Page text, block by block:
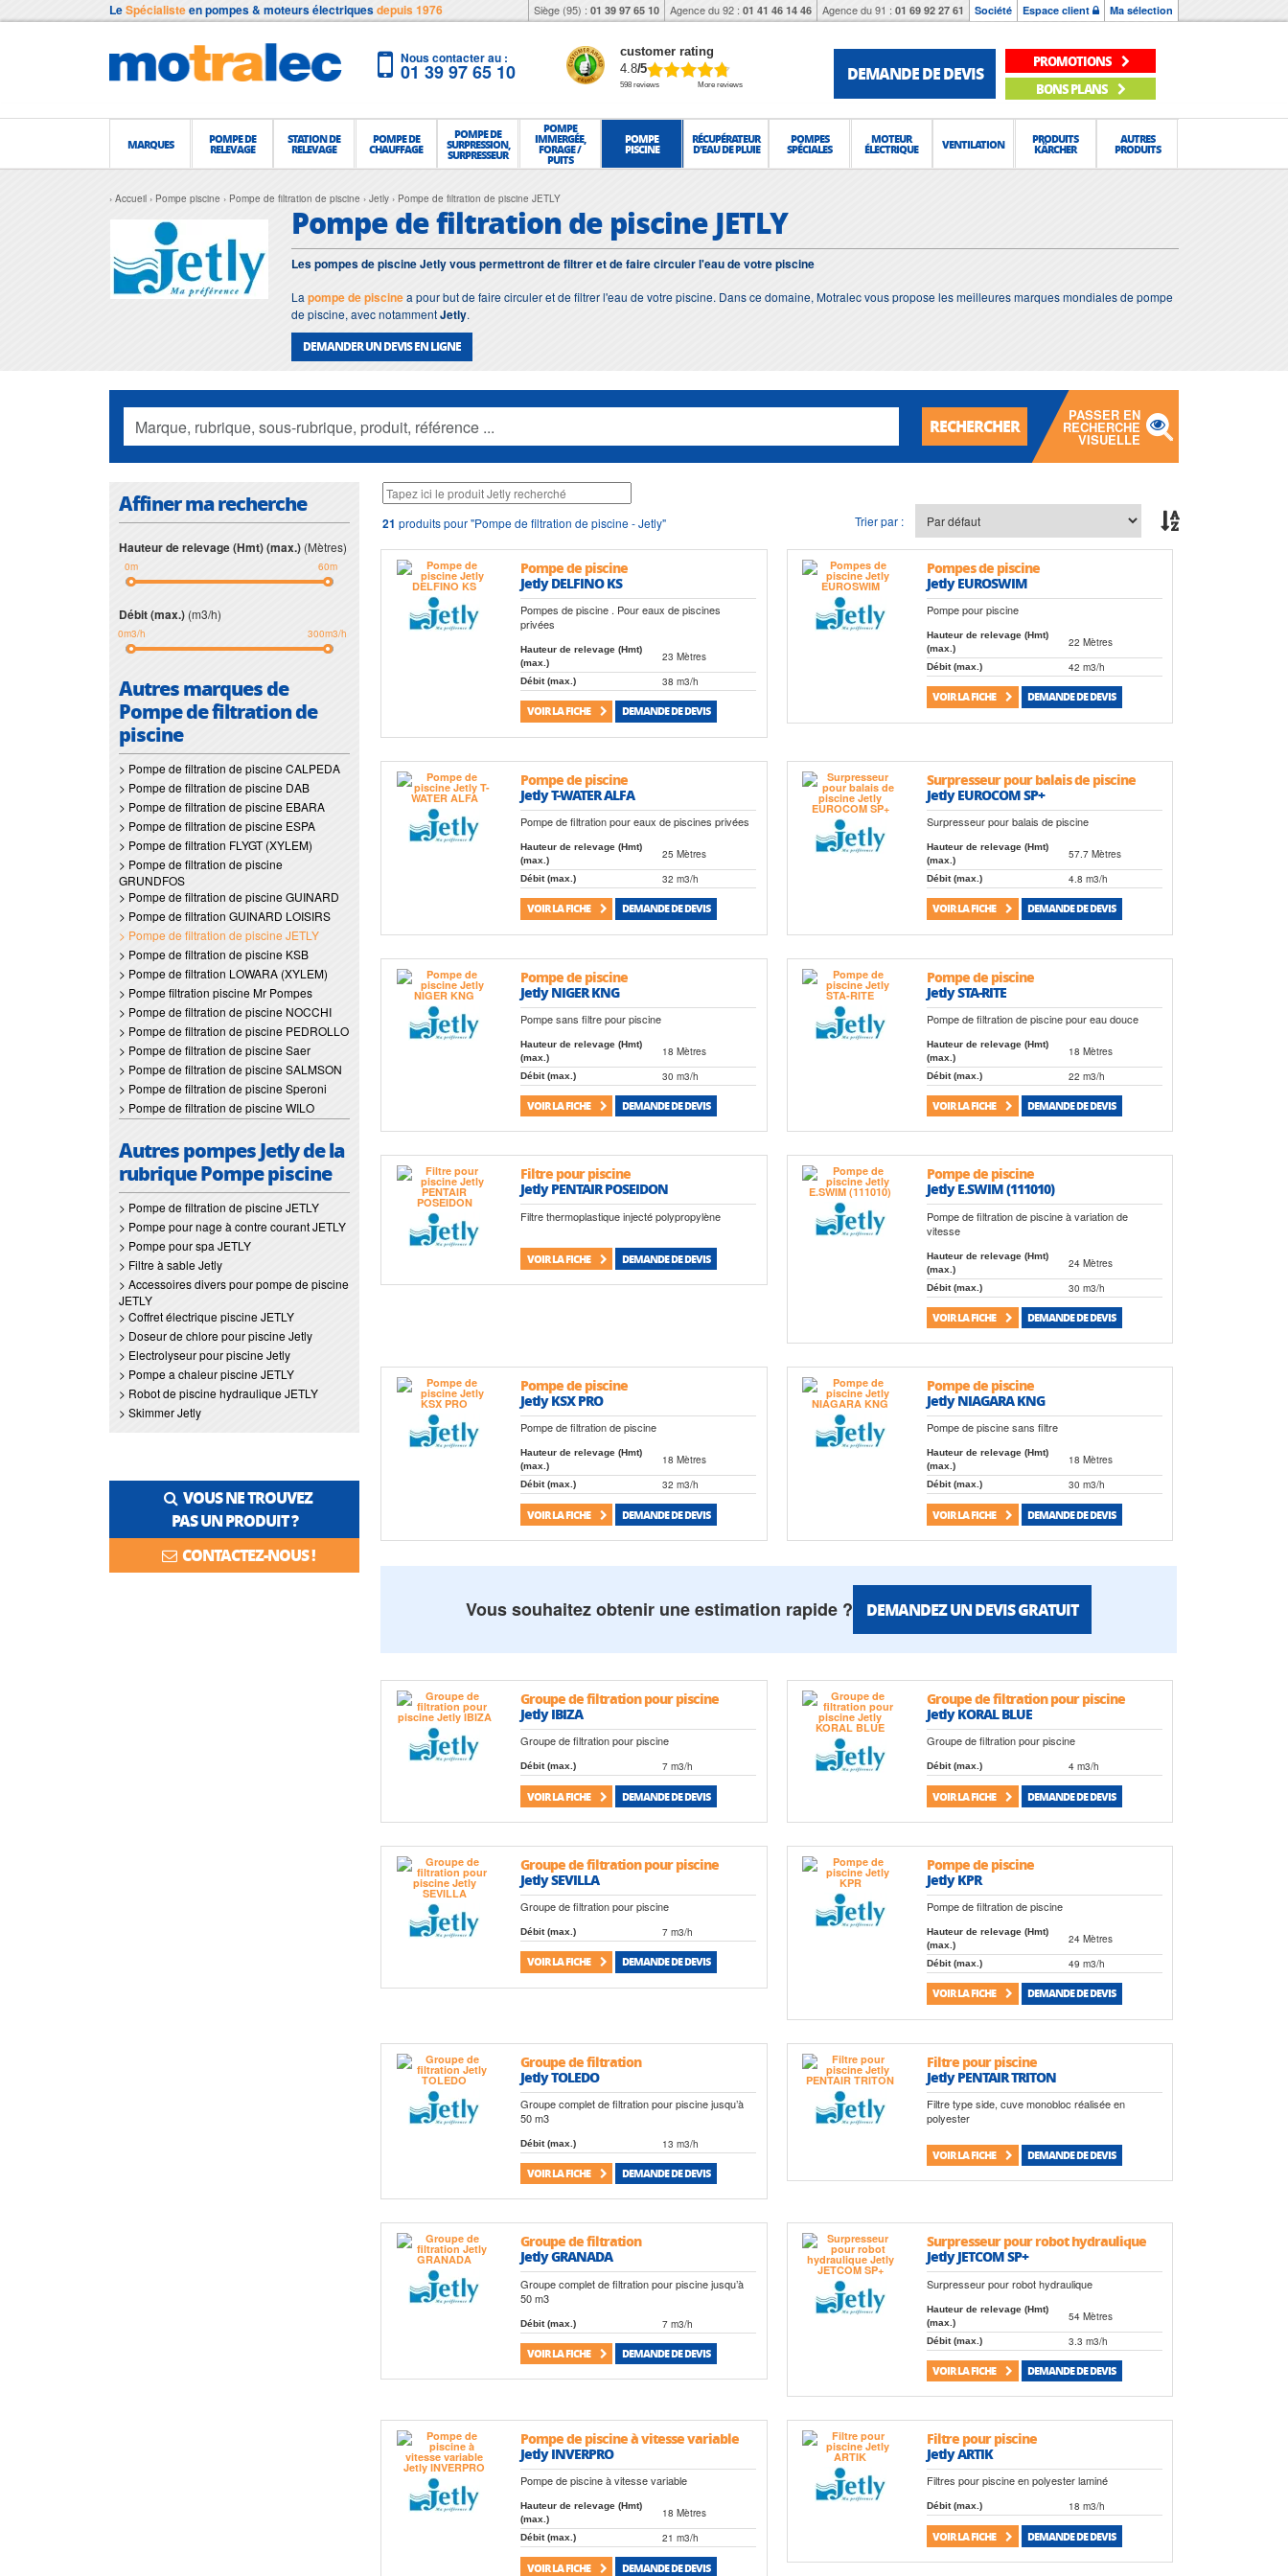
LeSpécialisteen pompes & moteurs électriquesdepuis 1976 Siège (95) : 01 39 97 65 10 Agence du 92 : 01 41 46 14 46 Agence du 91 : 01 69 92 27 61 Société Espace client Ma sélection
Nous contacter au :
01 39 97 65 10
customer rating
4.8/5
598 reviews More reviews
DEMANDE DE DEVIS
PROMOTIONS
BONS PLANS
MARQUES POMPE DE
RELEVAGE
STATION DE
RELEVAGE
POMPE DE
CHAUFFAGE
POMPE DE
SURPRESSION,
SURPRESSEUR
POMPE
IMMERGÉE,
FORAGE /
PUITS
POMPE
PISCINE
RÉCUPÉRATEUR
D'EAU DE PLUIE
POMPES
SPÉCIALES
MOTEUR
ÉLECTRIQUE VENTILATION PRODUITS
KÄRCHER
AUTRES
PRODUITS
Accueil Pompe piscine Pompe de filtration de piscine Jetly Pompe de filtration de piscine JETLY
Pompe de filtration de piscine JETLY
Les pompes de piscine Jetly vous permettront de filtrer et de faire circuler l'eau de votre piscine
La pompe de piscinea pour but de faire circuler et de filtrer l'eau de votre piscine. Dans ce domaine, Motralec vous propose les meilleures marques mondiales de pompe
de piscine, avec notammentJetly.
DEMANDER UN DEVIS EN LIGNE
RECHERCHER
PASSER EN
RECHERCHE
VISUELLE
Affiner ma recherche
Hauteur de relevage (Hmt) (max.) (Mètres)
0m 60m
Débit (max.) (m3/h)
0m3/h 300m3/h
Autres marques de
Pompe de filtration de
piscine
> Pompe de filtration de piscine CALPEDA
> Pompe de filtration de piscine DAB
> Pompe de filtration de piscine EBARA
> Pompe de filtration de piscine ESPA
> Pompe de filtration FLYGT (XYLEM)
> Pompe de filtration de piscine
GRUNDFOS
> Pompe de filtration de piscine GUINARD
> Pompe de filtration GUINARD LOISIRS
> Pompe de filtration de piscine JETLY
> Pompe de filtration de piscine KSB
> Pompe de filtration LOWARA (XYLEM)
> Pompe filtration piscine Mr Pompes
> Pompe de filtration de piscine NOCCHI
> Pompe de filtration de piscine PEDROLLO
> Pompe de filtration de piscine Saer
> Pompe de filtration de piscine SALMSON
> Pompe de filtration de piscine Speroni
> Pompe de filtration de piscine WILO
Autres pompes Jetly de la
rubrique Pompe piscine
> Pompe de filtration de piscine JETLY
> Pompe pour nage à contre courant JETLY
> Pompe pour spa JETLY
> Filtre à sable Jetly
> Accessoires divers pour pompe de piscine
JETLY
> Coffret électrique piscine JETLY
> Doseur de chlore pour piscine Jetly
> Electrolyseur pour piscine Jetly
> Pompe a chaleur piscine JETLY
> Robot de piscine hydraulique JETLY
> Skimmer Jetly
VOUS NE TROUVEZ
PAS UN PRODUIT ?
CONTACTEZ-NOUS !
21 produits pour "Pompe de filtration de piscine - Jetly" Trier par :
Pompe de piscine
Jetly DELFINO KS
Pompes de piscine . Pour eaux de piscines
privées
Hauteur de relevage (Hmt)
(max.)
23 Mètres
Débit (max.) 38 m3/h
VOIR LA FICHE DEMANDE DE DEVIS
Pompes de piscine
Jetly EUROSWIM
Pompe pour piscine
Hauteur de relevage (Hmt)
(max.)
22 Mètres
Débit (max.) 42 m3/h
VOIR LA FICHE DEMANDE DE DEVIS
Pompe de piscine
Jetly T-WATER ALFA
Pompe de filtration pour eaux de piscines privées
Hauteur de relevage (Hmt)
(max.)
25 Mètres
Débit (max.) 32 m3/h
VOIR LA FICHE DEMANDE DE DEVIS
Surpresseur pour balais de piscine
Jetly EUROCOM SP+
Surpresseur pour balais de piscine
Hauteur de relevage (Hmt)
(max.)
57.7 Mètres
Débit (max.) 4.8 m3/h
VOIR LA FICHE DEMANDE DE DEVIS
Pompe de piscine
Jetly NIGER KNG
Pompe sans filtre pour piscine
Hauteur de relevage (Hmt)
(max.)
18 Mètres
Débit (max.) 30 m3/h
VOIR LA FICHE DEMANDE DE DEVIS
Pompe de piscine
Jetly STA-RITE
Pompe de filtration de piscine pour eau douce
Hauteur de relevage (Hmt)
(max.)
18 Mètres
Débit (max.) 22 m3/h
VOIR LA FICHE DEMANDE DE DEVIS
Filtre pour piscine
Jetly PENTAIR POSEIDON
Filtre thermoplastique injecté polypropylène
VOIR LA FICHE DEMANDE DE DEVIS
Pompe de piscine
Jetly E.SWIM (111010)
Pompe de filtration de piscine à variation de
vitesse
Hauteur de relevage (Hmt)
(max.)
24 Mètres
Débit (max.) 30 m3/h
VOIR LA FICHE DEMANDE DE DEVIS
Pompe de piscine
Jetly KSX PRO
Pompe de filtration de piscine
Hauteur de relevage (Hmt)
(max.)
18 Mètres
Débit (max.) 32 m3/h
VOIR LA FICHE DEMANDE DE DEVIS
Pompe de piscine
Jetly NIAGARA KNG
Pompe de piscine sans filtre
Hauteur de relevage (Hmt)
(max.)
18 Mètres
Débit (max.) 30 m3/h
VOIR LA FICHE DEMANDE DE DEVIS
Vous souhaitez obtenir une estimation rapide ? DEMANDEZ UN DEVIS GRATUIT
Groupe de filtration pour piscine
Jetly IBIZA
Groupe de filtration pour piscine
Débit (max.) 7 m3/h
VOIR LA FICHE DEMANDE DE DEVIS
Groupe de filtration pour piscine
Jetly KORAL BLUE
Groupe de filtration pour piscine
Débit (max.) 4 m3/h
VOIR LA FICHE DEMANDE DE DEVIS
Groupe de filtration pour piscine
Jetly SEVILLA
Groupe de filtration pour piscine
Débit (max.) 7 m3/h
VOIR LA FICHE DEMANDE DE DEVIS
Pompe de piscine
Jetly KPR
Pompe de filtration de piscine
Hauteur de relevage (Hmt)
(max.)
24 Mètres
Débit (max.) 49 m3/h
VOIR LA FICHE DEMANDE DE DEVIS
Groupe de filtration
Jetly TOLEDO
Groupe complet de filtration pour piscine jusqu’à
50 m3
Débit (max.) 13 m3/h
VOIR LA FICHE DEMANDE DE DEVIS
Filtre pour piscine
Jetly PENTAIR TRITON
Filtre type side, cuve monobloc réalisée en
polyester
VOIR LA FICHE DEMANDE DE DEVIS
Groupe de filtration
Jetly GRANADA
Groupe complet de filtration pour piscine jusqu’à
50 m3
Débit (max.) 7 m3/h
VOIR LA FICHE DEMANDE DE DEVIS
Surpresseur pour robot hydraulique
Jetly JETCOM SP+
Surpresseur pour robot hydraulique
Hauteur de relevage (Hmt)
(max.)
54 Mètres
Débit (max.) 3.3 m3/h
VOIR LA FICHE DEMANDE DE DEVIS
Pompe de piscine à vitesse variable
Jetly INVERPRO
Pompe de piscine à vitesse variable
Hauteur de relevage (Hmt)
(max.)
18 Mètres
Débit (max.) 21 m3/h
VOIR LA FICHE DEMANDE DE DEVIS
Filtre pour piscine
Jetly ARTIK
Filtres pour piscine en polyester laminé
Débit (max.) 18 m3/h
VOIR LA FICHE DEMANDE DE DEVIS